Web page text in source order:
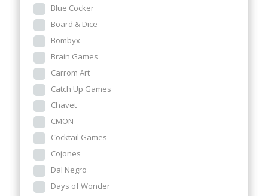
Blue Cocker
Board & Dice
Bombyx
Brain Games
Carrom Art
Catch Up Games
Chavet
CMON
Cocktail Games
Cojones
Dal Negro
Days of Wonder